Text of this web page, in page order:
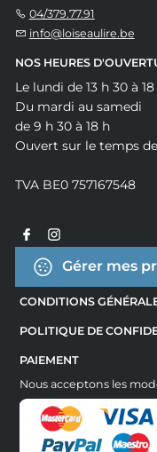
04/379.77.91
info@loiseaulire.be
NOS HEURES
Le lundi de 13 h 30 à
Du mardi au samedi
de 9 h 30 à 18 h
Ouvert sur le temps
TVA BE0 757167548
Gérer mes
CONDITIONS
POLITIQUE DE
PAIEMENT
Nous acceptons les